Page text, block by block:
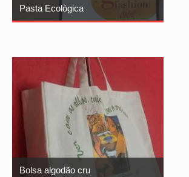
Pasta Ecológica
Bolsa algodão cru